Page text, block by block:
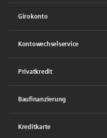
Girokonto
Kontowechselservice
Privatkredit
Baufinanzierung
Kreditkarte